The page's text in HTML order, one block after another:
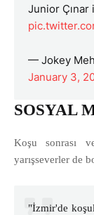
Junior
— Jokey
January 3,
SOSYAL
Koşu sonrası
yarışseverler de
"İzmir'de